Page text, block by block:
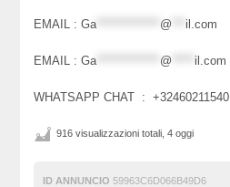
EMAIL :Ga @ il.com
EMAIL :Ga @ il.com
WHATSAPP CHAT : +32460211540
916 visualizzazioni totali, 4 oggi
ID ANNUNCIO 59963C6D066B49D6